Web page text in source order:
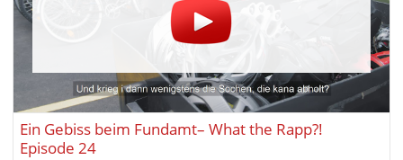
Ein Gebiss beim Fundamt– What the Rapp?!
Episode 24